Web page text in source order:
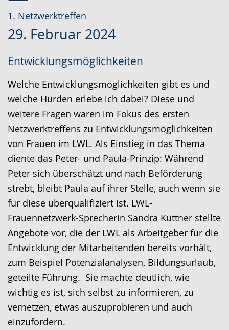
1. Netzwerktreffen
29. Februar 2024
Entwicklungsmöglichkeiten
Welche Entwicklungsmöglichkeiten gibt es und
welche Hürden erlebe ich dabei? Diese und
weitere Fragen waren im Fokus des ersten
Netzwerktreffens zu Entwicklungsmöglichkeiten
von Frauen im LWL. Als Einstieg in das Thema
diente das Peter- und Paula-Prinzip: Während
Peter sich überschätzt und nach Beförderung
strebt, bleibt Paula auf ihrer Stelle, auch wenn sie
für diese überqualifiziert ist. LWL-
Frauennetzwerk-Sprecherin Sandra Küttner stellte
Angebote vor, die der LWL als Arbeitgeber für die
Entwicklung der Mitarbeitenden bereits vorhält,
zum Beispiel Potenzialanalysen, Bildungsurlaub,
geteilte Führung. Sie machte deutlich, wie
wichtig es ist, sich selbst zu informieren, zu
vernetzen, etwas auszuprobieren und auch
einzufordern.
Leichten
Sprache
Audio-
Unterstützung.
Video
in
Gebärdensprache
wird
angezeigt.